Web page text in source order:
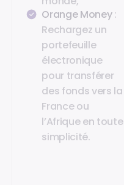
Orange Money:
Rechargez un
portefeuille
électronique
pour transférer
des fonds vers la
France ou
l’Afrique en toute
simplicité.